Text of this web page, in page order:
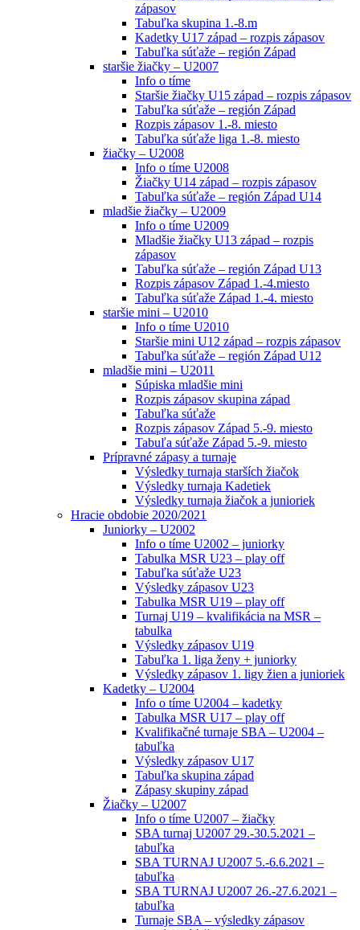
zápasov
Tabuľka skupina 1.-8.m
Kadetky U17 západ – rozpis zápasov
Tabuľka súťaže – región Západ
staršie žiačky – U2007
Info o tíme
Staršie žiačky U15 západ – rozpis zápasov
Tabuľka súťaže – región Západ
Rozpis zápasov 1.-8. miesto
Tabuľka súťaže liga 1.-8. miesto
žiačky – U2008
Info o tíme U2008
Žiačky U14 západ – rozpis zápasov
Tabuľka súťaže – región Západ U14
mladšie žiačky – U2009
Info o tíme U2009
Mladšie žiačky U13 západ – rozpis
zápasov
Tabuľka súťaže – región Západ U13
Rozpis zápasov Západ 1.-4.miesto
Tabuľka súťaže Západ 1.-4. miesto
staršie mini – U2010
Info o tíme U2010
Staršie mini U12 západ – rozpis zápasov
Tabuľka súťaže – región Západ U12
mladšie mini – U2011
Súpiska mladšie mini
Rozpis zápasov skupina západ
Tabuľka súťaže
Rozpis zápasov Západ 5.-9. miesto
Tabuľa súťaže Západ 5.-9. miesto
Prípravné zápasy a turnaje
Výsledky turnaja starších žiačok
Výsledky turnaja Kadetiek
Výsledky turnaja žiačok a junioriek
Hracie obdobie 2020/2021
Juniorky – U2002
Info o tíme U2002 – juniorky
Tabulka MSR U23 – play off
Tabuľka súťaže U23
Výsledky zápasov U23
Tabulka MSR U19 – play off
Turnaj U19 – kvalifikácia na MSR –
tabulka
Výsledky zápasov U19
Tabuľka 1. liga ženy + juniorky
Výsledky zápasov 1. ligy žien a junioriek
Kadetky – U2004
Info o tíme U2004 – kadetky
Tabulka MSR U17 – play off
Kvalifikačné turnaje SBA – U2004 –
tabuľka
Výsledky zápasov U17
Tabuľka skupina západ
Zápasy skupiny západ
Žiačky – U2007
Info o tíme U2007 – žiačky
SBA turnaj U2007 29.-30.5.2021 –
tabuľka
SBA TURNAJ U2007 5.-6.6.2021 –
tabuľka
SBA TURNAJ U2007 26.-27.6.2021 –
tabuľka
Turnaje SBA – výsledky zápasov